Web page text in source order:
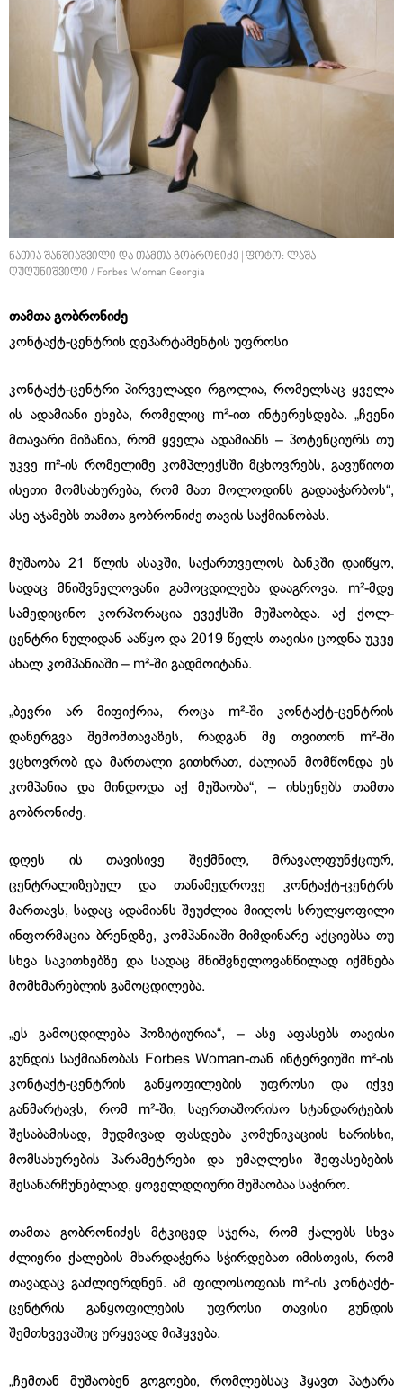
ნათია შანშიაშვილი და თამთა გობრონიძე | ფოტო: ლაშა
ღუღუნიშვილი / Forbes Woman Georgia
თამთა გობრონიძე
კონტაქტ-ცენტრის დეპარტამენტის უფროსი
კონტაქტ-ცენტრი პირველადი რგოლია, რომელსაც ყველა
ის ადამიანი ეხება, რომელიც m²-ით ინტერესდება. „ჩვენი
მთავარი მიზანია, რომ ყველა ადამიანს – პოტენციურს თუ
უკვე m²-ის რომელიმე კომპლექსში მცხოვრებს, გავუწიოთ
ისეთი მომსახურება, რომ მათ მოლოდინს გადააჭარბოს“,
ასე აჯამებს თამთა გობრონიძე თავის საქმიანობას.
მუშაობა 21 წლის ასაკში, საქართველოს ბანკში დაიწყო,
სადაც მნიშვნელოვანი გამოცდილება დააგროვა. m²-მდე
სამედიცინო კორპორაცია ევექსში მუშაობდა. აქ ქოლ-
ცენტრი ნულიდან ააწყო და 2019 წელს თავისი ცოდნა უკვე
ახალ კომპანიაში – m²-ში გადმოიტანა.
„ბევრი არ მიფიქრია, როცა m²-ში კონტაქტ-ცენტრის
დანერგვა შემომთავაზეს, რადგან მე თვითონ m²-ში
ვცხოვრობ და მართალი გითხრათ, ძალიან მომწონდა ეს
კომპანია და მინდოდა აქ მუშაობა“, – იხსენებს თამთა
გობრონიძე.
დღეს ის თავისივე შექმნილ, მრავალფუნქციურ,
ცენტრალიზებულ და თანამედროვე კონტაქტ-ცენტრს
მართავს, სადაც ადამიანს შეუძლია მიიღოს სრულყოფილი
ინფორმაცია ბრენდზე, კომპანიაში მიმდინარე აქციებსა თუ
სხვა საკითხებზე და სადაც მნიშვნელოვანწილად იქმნება
მომხმარებლის გამოცდილება.
„ეს გამოცდილება პოზიტიურია“, – ასე აფასებს თავისი
გუნდის საქმიანობას Forbes Woman-თან ინტერვიუში m²-ის
კონტაქტ-ცენტრის განყოფილების უფროსი და იქვე
განმარტავს, რომ m²-ში, საერთაშორისო სტანდარტების
შესაბამისად, მუდმივად ფასდება კომუნიკაციის ხარისხი,
მომსახურების პარამეტრები და უმაღლესი შეფასებების
შესანარჩუნებლად, ყოველდღიური მუშაობაა საჭირო.
თამთა გობრონიძეს მტკიცედ სჯერა, რომ ქალებს სხვა
ძლიერი ქალების მხარდაჭერა სჭირდებათ იმისთვის, რომ
თავადაც გაძლიერდნენ. ამ ფილოსოფიას m²-ის კონტაქტ-
ცენტრის განყოფილების უფროსი თავისი გუნდის
შემთხვევაშიც ურყევად მიჰყვება.
„ჩემთან მუშაობენ გოგოები, რომლებსაც ჰყავთ პატარა